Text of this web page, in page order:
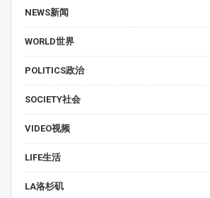
NEWS新闻
WORLD世界
POLITICS政治
SOCIETY社会
VIDEO视频
LIFE生活
LA洛杉矶